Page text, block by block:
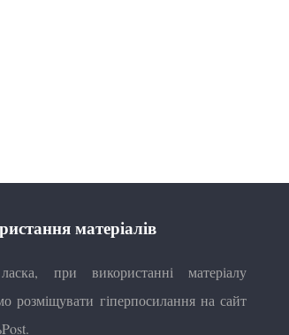
матеріалів
при використанні матеріалу
розміщувати гіперпосилання на сайт